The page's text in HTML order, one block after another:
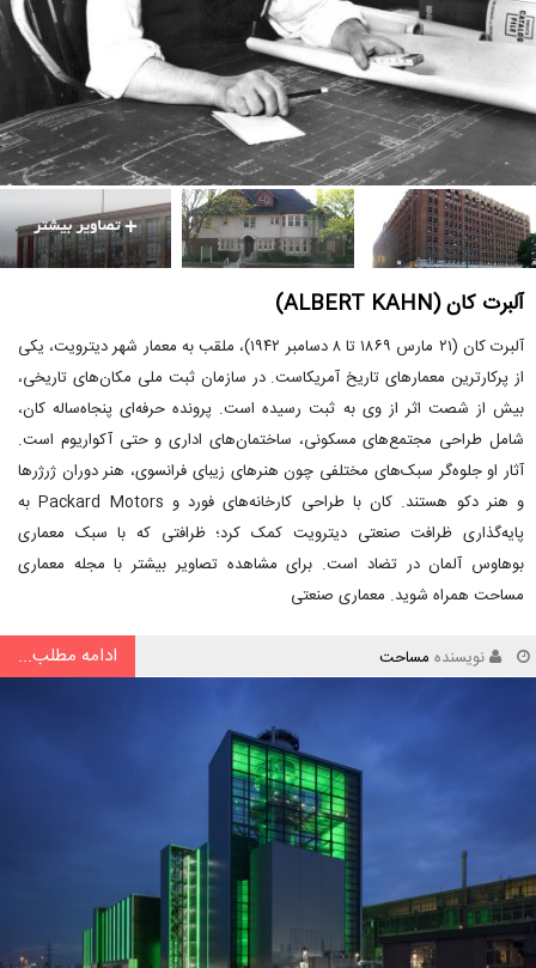
آلبرت کان (ALBERT KAHN)
آلبرت کان (۲۱ مارس ۱۸۶۹ تا ۸ دسامبر ۱۹۴۲)، ملقب به معمار شهر دیترویت، یکی
از پرکارترین معمارهای تاریخ آمریکاست. در سازمان ثبت ملی مکان‌های تاریخی،
بیش از شصت اثر از وی به ثبت رسیده است. پرونده حرفه‌ای پنجاه‌ساله کان،
شامل طراحی مجتمع‌های مسکونی، ساختمان‌های اداری و حتی آکواریوم است.
آثار او جلوه‌گر سبک‌های مختلفی چون هنرهای زیبای فرانسوی، هنر دوران ژرژرها
و هنر دکو هستند. کان با طراحی کارخانه‌های فورد و Packard Motors به
پایه‌گذاری ظرافت صنعتی دیترویت کمک کرد؛ ظرافتی که با سبک معماری
بوهاوس آلمان در تضاد است. برای مشاهده تصاویر بیشتر با مجله معماری
مساحت همراه شوید. معماری صنعتی
نویسنده مساحت ادامه مطلب...